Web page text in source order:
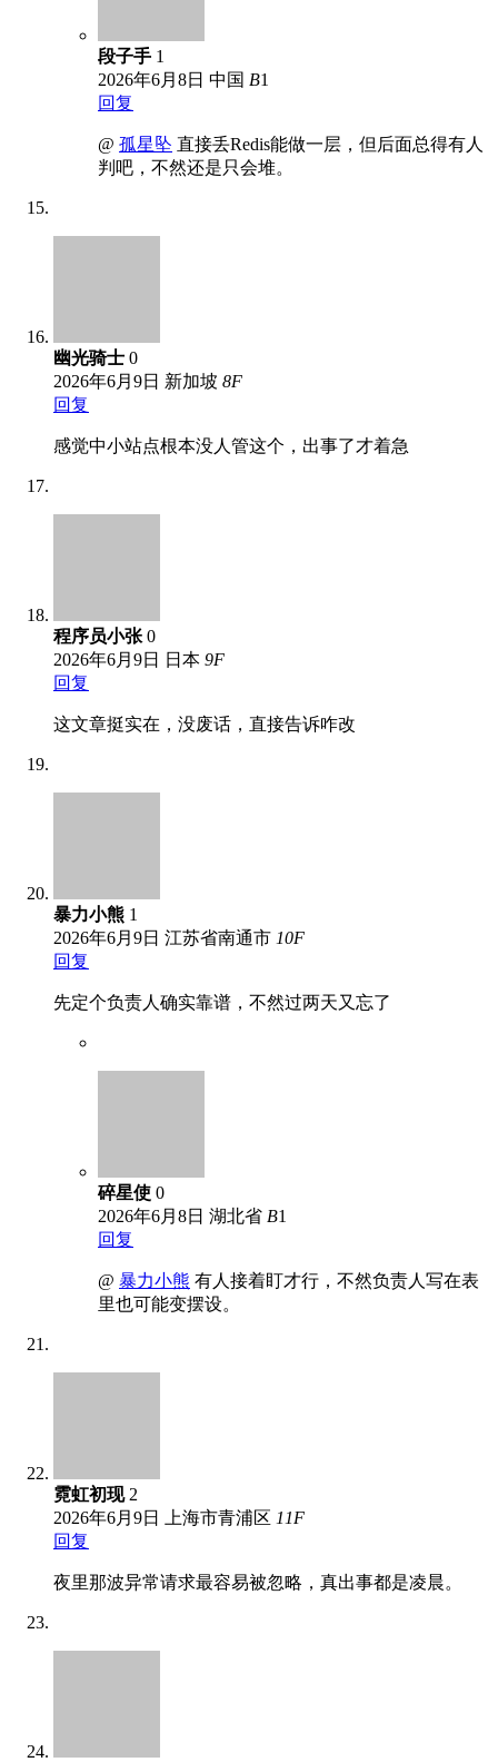
段子手 1
2026年6月8日 中国 B1
回复
@ 孤星坠 直接丢Redis能做一层，但后面总得有人
判吧，不然还是只会堆。
幽光骑士 0
2026年6月9日 新加坡 8F
回复
感觉中小站点根本没人管这个，出事了才着急
程序员小张 0
2026年6月9日
日本 9F
回复
这文章挺实在，没废话，直接告诉咋改
暴力小熊 1
2026年6月9日 江苏省南通市 10F
回复
先定个负责人确实靠谱，不然过两天又忘了
碎星使 0
2026年6月8日 湖北省 B1
回复
@ 暴力小熊 有人接着盯才行，不然负责人写在表
里也可能变摆设。
霓虹初现 2
2026年6月9日
上海市青浦区 11F
回复
夜里那波异常请求最容易被忽略，真出事都是凌晨。